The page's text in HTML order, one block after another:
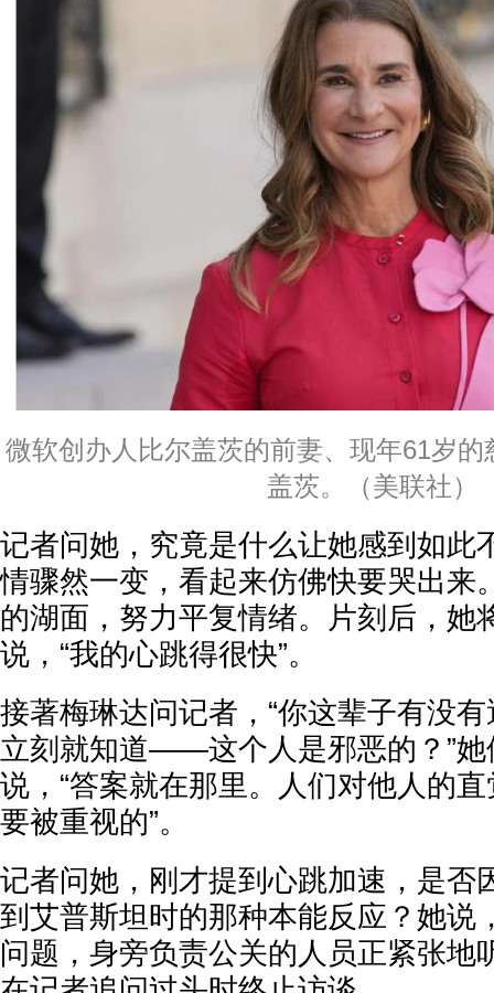
微软创办人比尔盖茨的前妻、现年61岁的
盖茨。（美联社）
记者问她，究竟是什么让她感到如此
情骤然一变，看起来仿佛快要哭出来
的湖面，努力平复情绪。片刻后，她
说，“我的心跳得很快”。
接著梅琳达问记者，“你这辈子有没
立刻就知道——这个人是邪恶的？”她
说，“答案就在那里。人们对他人的
要被重视的”。
记者问她，刚才提到心跳加速，是否
到艾普斯坦时的那种本能反应？她说
问题，身旁负责公关的人员正紧张地